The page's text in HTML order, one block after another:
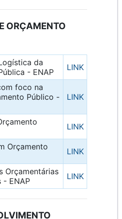
ORÇAMENTO
da
- ENAP
LINK
foco na
Público -
LINK
LINK
Orçamento
LINK
Orçamentárias
- ENAP
LINK